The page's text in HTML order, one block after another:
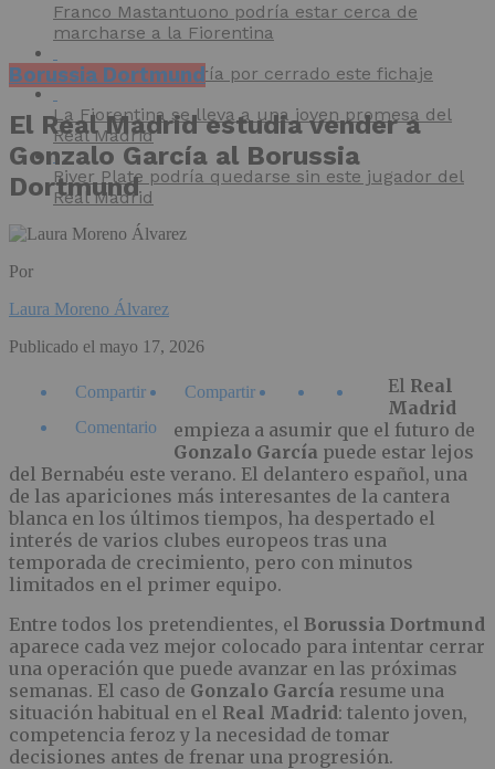
Franco Mastantuono podría estar cerca de
marcharse a la Fiorentina
El Real Madrid daría por cerrado este fichaje
La Fiorentina se lleva a una joven promesa del
Real Madrid
River Plate podría quedarse sin este jugador del
Real Madrid
Borussia Dortmund
El Real Madrid estudia vender a
Gonzalo García al Borussia
Dortmund
Por
Laura Moreno Álvarez
Publicado el mayo 17, 2026
Compartir
Compartir
Comentario
El Real
Madrid
empieza a asumir que el futuro de
Gonzalo García puede estar lejos
del Bernabéu este verano. El delantero español, una
de las apariciones más interesantes de la cantera
blanca en los últimos tiempos, ha despertado el
interés de varios clubes europeos tras una
temporada de crecimiento, pero con minutos
limitados en el primer equipo.
Entre todos los pretendientes, el Borussia Dortmund
aparece cada vez mejor colocado para intentar cerrar
una operación que puede avanzar en las próximas
semanas. El caso de Gonzalo García resume una
situación habitual en el Real Madrid: talento joven,
competencia feroz y la necesidad de tomar
decisiones antes de frenar una progresión.